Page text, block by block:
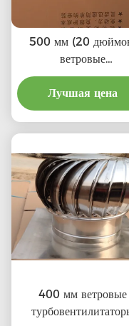
500 мм (20
ветровые
Лучшая цена
400 мм ветровые